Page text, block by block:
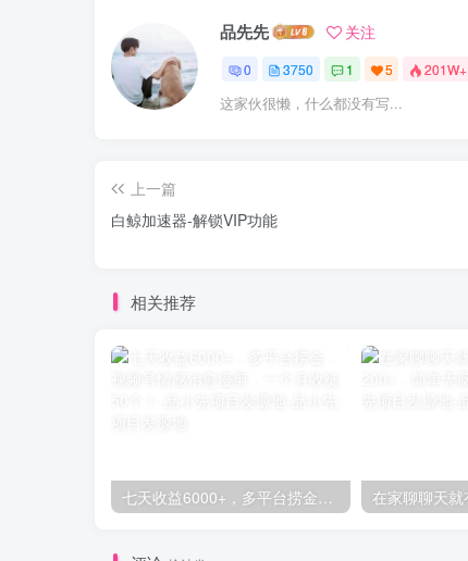
品先先 关注
0 3750 1 5 201W+
这家伙很懒，什么都没有写...
上一篇
白鲸加速器-解锁VIP功能
相关推荐
七天收益6000+，多平台捞金，视频号情感治愈漫剪，一个月收徒50个！-品小先项目发源地